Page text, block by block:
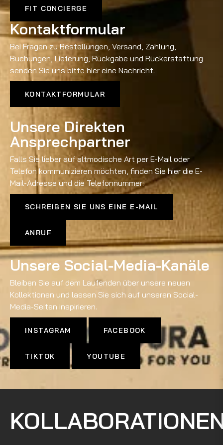
FIT CONCIERGE
Kontaktformular
Bei Fragen zu Bestellungen, Versand, Zahlung,
Buchungen, Lieferung, Rückgabe und Rückerstattung
senden Sie uns bitte hier eine Nachricht.
KONTAKTFORMULAR
Unsere Direkten
Ansprechpartner
Falls Sie lieber auf altmodische Art per E-Mail oder
Telefon kommunizieren möchten, finden Sie hier die E-
Mail-Adresse und die Telefonnummer:
SCHREIBEN SIE UNS EINE E-MAIL
ANRUF
Unsere Social-Media-Kanäle
Bleiben Sie auf dem Laufenden über unsere neuen
Kollektionen und lassen Sie sich auf unseren Social-
Media-Seiten inspirieren.
INSTAGRAM FACEBOOK
TIKTOK YOUTUBE